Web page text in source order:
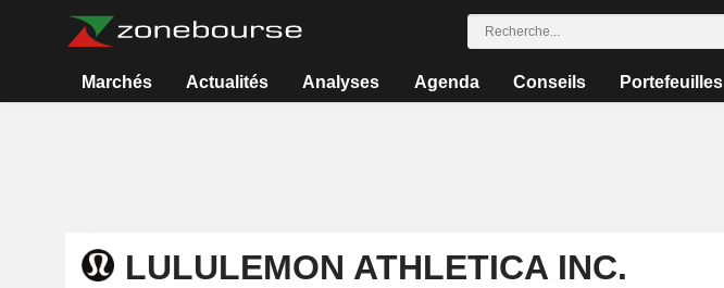
Marchés Actualités Analyses Agenda Conseils Portefeuilles
LULULEMON ATHLETICA INC.